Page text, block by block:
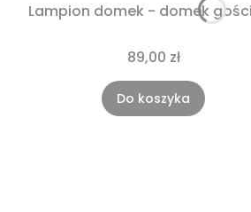
Lampion domek - domek
89,00 zł
Do koszyka